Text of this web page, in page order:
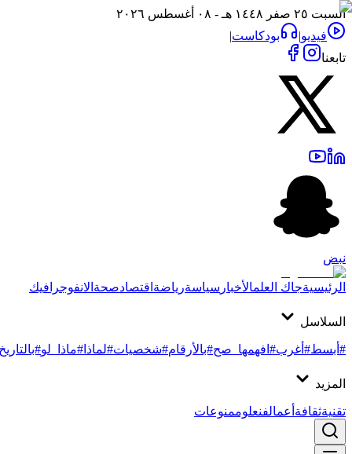
السبت ٢٥ صفر ١٤٤٨ هـ - ٠٨ أغسطس ٢٠٢٦
فيديو| بودكاست|
تابعنا
نبض
الرئيسيةجاك العلمالأخبار سياسةرياضةاقتصادصحةالانفوجرافيك
السلاسل
#أبسط#أغرب#افهمها_صح#بالأرقام#شخصيات#لماذا #ماذا_لو#بالتاريخ
المزيد
تقنيةثقافةأعمالفنعلوممنوعات